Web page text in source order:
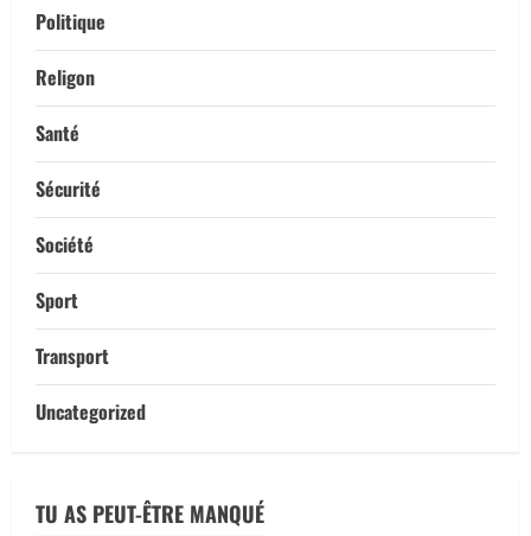
Politique
Religon
Santé
Sécurité
Société
Sport
Transport
Uncategorized
TU AS PEUT-ÊTRE MANQUÉ